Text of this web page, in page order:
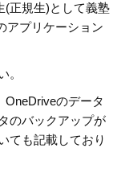
(正規生)として義塾
アプリケーション
。
のデータ
のバックアップが
ても記載しており